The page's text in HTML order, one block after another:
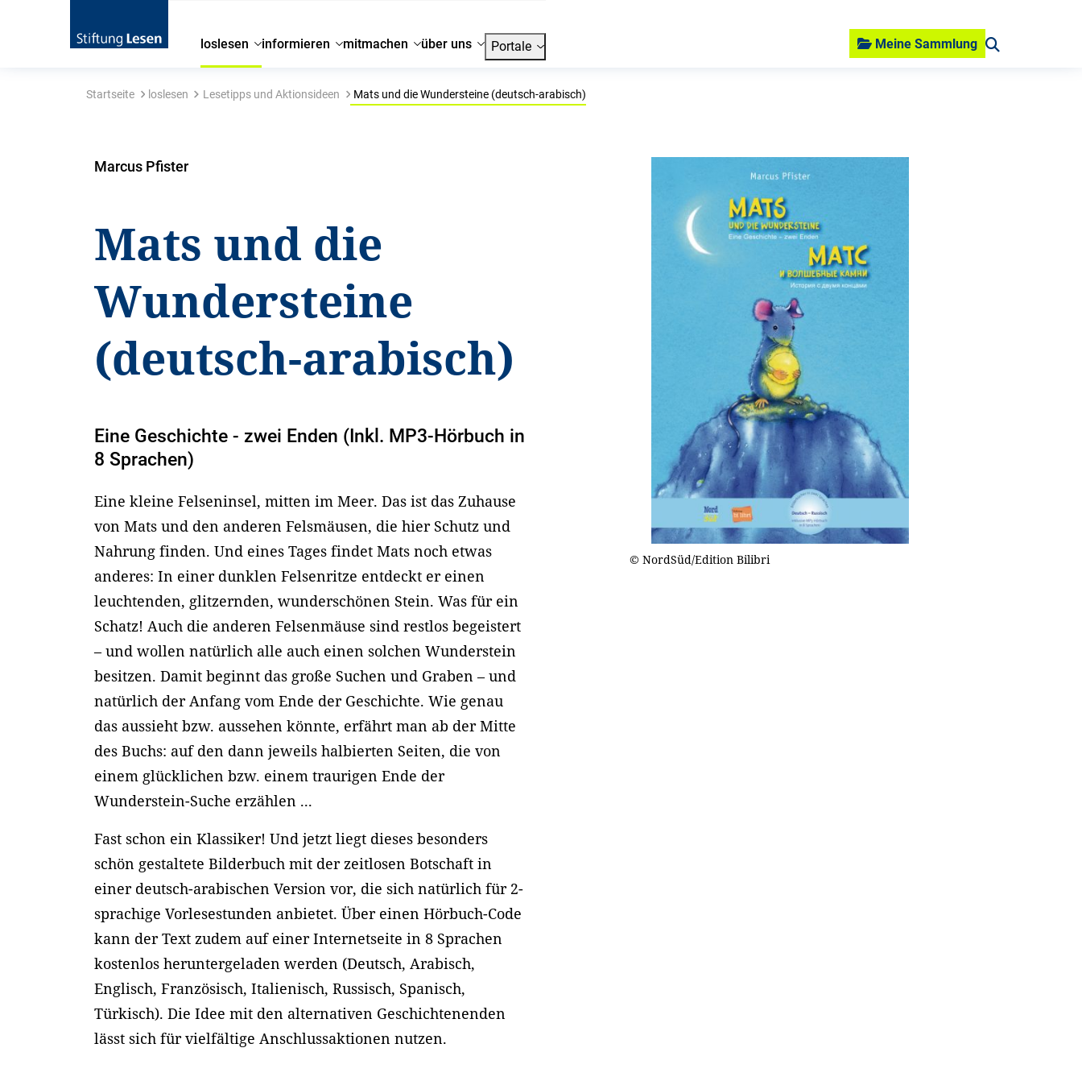
loslesen informieren mitmachen über uns Portale Meine Sammlung
Startseite loslesen Lesetipps und Aktionsideen Mats und die Wundersteine (deutsch-arabisch)
Marcus Pfister
Mats und die
Wundersteine
(deutsch-arabisch)
Eine Geschichte - zwei Enden (Inkl. MP3-Hörbuch in
8 Sprachen)
Eine kleine Felseninsel, mitten im Meer. Das ist das Zuhause
von Mats und den anderen Felsmäusen, die hier Schutz und
Nahrung finden. Und eines Tages findet Mats noch etwas
anderes: In einer dunklen Felsenritze entdeckt er einen
leuchtenden, glitzernden, wunderschönen Stein. Was für ein
Schatz! Auch die anderen Felsenmäuse sind restlos begeistert
– und wollen natürlich alle auch einen solchen Wunderstein
besitzen. Damit beginnt das große Suchen und Graben – und
natürlich der Anfang vom Ende der Geschichte. Wie genau
das aussieht bzw. aussehen könnte, erfährt man ab der Mitte
des Buchs: auf den dann jeweils halbierten Seiten, die von
einem glücklichen bzw. einem traurigen Ende der
Wunderstein-Suche erzählen ...
Fast schon ein Klassiker! Und jetzt liegt dieses besonders
schön gestaltete Bilderbuch mit der zeitlosen Botschaft in
einer deutsch-arabischen Version vor, die sich natürlich für 2-
sprachige Vorlesestunden anbietet. Über einen Hörbuch-Code
kann der Text zudem auf einer Internetseite in 8 Sprachen
kostenlos heruntergeladen werden (Deutsch, Arabisch,
Englisch, Französisch, Italienisch, Russisch, Spanisch,
Türkisch). Die Idee mit den alternativen Geschichtenenden
lässt sich für vielfältige Anschlussaktionen nutzen.
© NordSüd/Edition Bilibri